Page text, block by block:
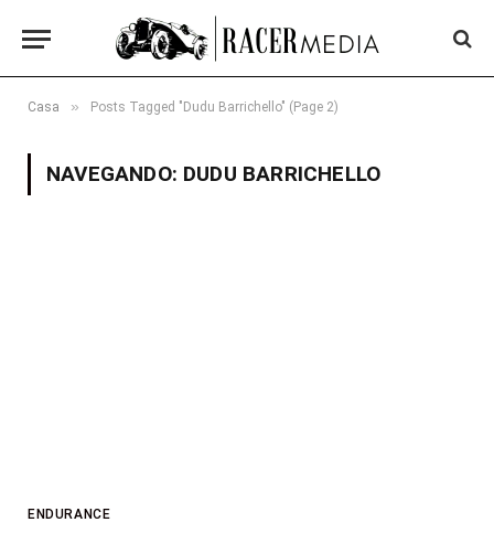
Casa » Posts Tagged "Dudu Barrichello" (Page 2)
NAVEGANDO: DUDU BARRICHELLO
ENDURANCE